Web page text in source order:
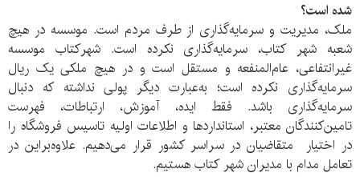
شده است؟
ملک، مدیریت و سرمایه‌گذاری از طرف مردم است. موسسه در هیچ
شعبه شهر کتاب، سرمایه‌گذاری نکرده است. شهرکتاب موسسه
غیر‌انتفاعی، عام‌المنفعه و مستقل است و در هیچ ملکی یک ریال
سرمایه‌گذاری نکرده است؛ به‌عبارت دیگر پولی نداشته که دنبال
سرمایه‌‌گذاری باشد. فقط ایده، آموزش، ارتباطات، فهرست
تامین‌کنندگان معتبر، استاندارد‌ها و اطلاعات اولیه تاسیس فروشگاه را
در اختیار متقاضیان در سراسر کشور قرار می‌دهیم. علاوه‌براین در
تعامل مدام با مدیران شهر کتاب هستیم.